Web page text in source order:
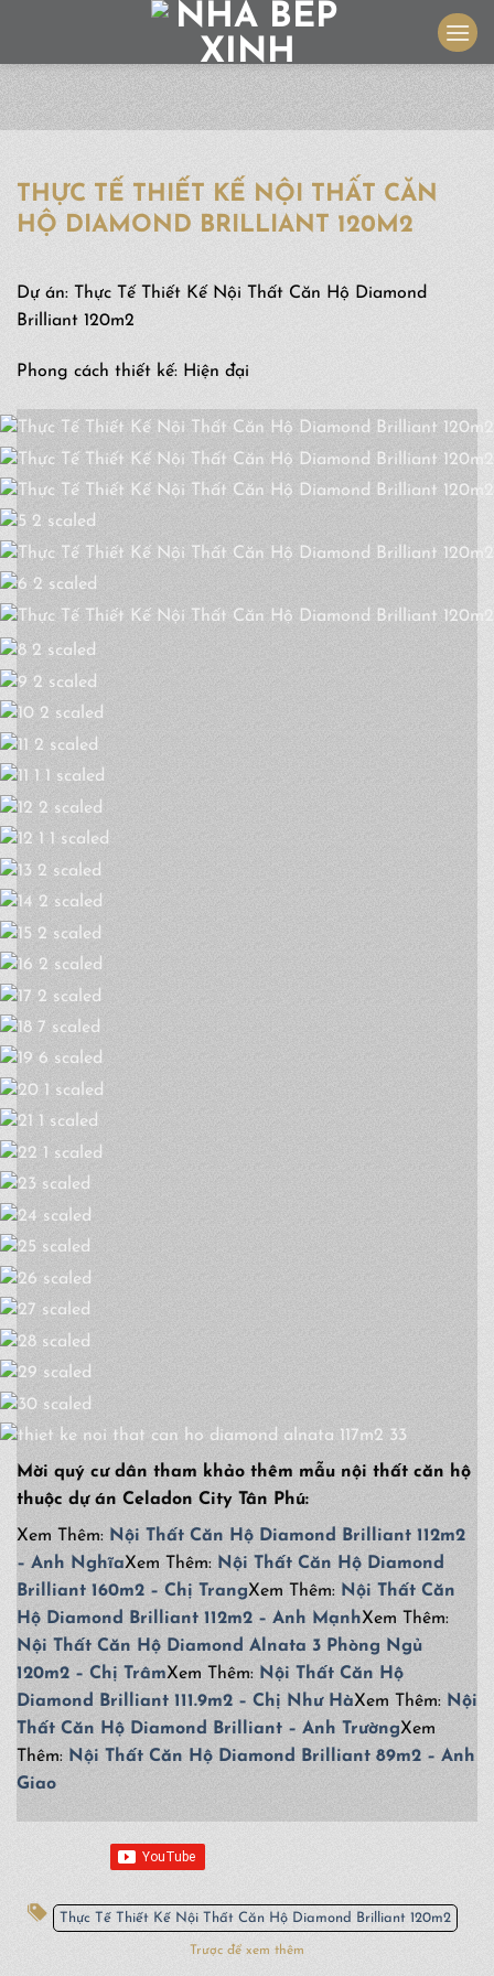
content
THỰC TẾ THIẾT KẾ NỘI THẤT CĂN
HỘ DIAMOND BRILLIANT 120M2
Dự án: Thực Tế Thiết Kế Nội Thất Căn Hộ Diamond
Brilliant 120m2
Phong cách thiết kế: Hiện đại
Mời quý cư dân tham khảo thêm mẫu nội thất căn hộ
thuộc dự án Celadon City Tân Phú:
Xem Thêm: Nội Thất Căn Hộ Diamond Brilliant 112m2
– Anh NghĩaXem Thêm: Nội Thất Căn Hộ Diamond
Brilliant 160m2 – Chị TrangXem Thêm: Nội Thất Căn
Hộ Diamond Brilliant 112m2 – Anh MạnhXem Thêm:
Nội Thất Căn Hộ Diamond Alnata 3 Phòng Ngủ
120m2 – Chị TrâmXem Thêm:
Nội Thất Căn Hộ
Diamond Brilliant 111.9m2 – Chị Như HàXem Thêm: Nội
Thất Căn Hộ Diamond Brilliant – Anh TrườngXem
Thêm:
Nội Thất Căn Hộ Diamond Brilliant 89m2 – Anh
Giao
Thực Tế Thiết Kế Nội Thất Căn Hộ Diamond Brilliant 120m2
Trược để xem thêm